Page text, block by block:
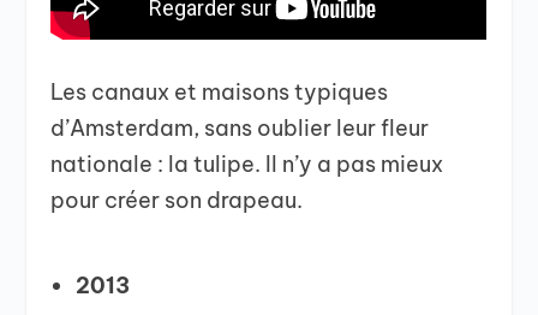
Les canaux et maisons typiques
d’Amsterdam, sans oublier leur fleur
nationale : la tulipe. Il n’y a pas mieux
pour créer son drapeau.
2013